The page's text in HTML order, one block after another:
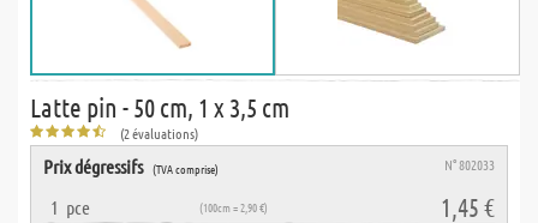
Latte pin - 50 cm, 1 x 3,5 cm
(2 évaluations)
Prix dégressifs (TVA comprise) N° 802033
1 pce (100cm = 2,90 €) 1,45 €